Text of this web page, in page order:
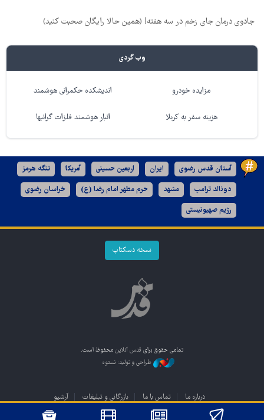
جادوی درمان جای زخم در سه هفته! (همین حالا رایگان صحبت کنید)
وب گردی
مزایده خودرو اندیشکده حکمرانی هوشمند
هزینه سفر به کربلا انبار هوشمند فلزات گرانبها
آستان قدس رضوی ایران اربعین حسینی آمریکا تنگه هرمز
دونالد ترامپ مشهد حرم مطهر امام رضا (ع) خراسان رضوی
رژیم صهیونیستی
نسخه دسکتاپ
تمامی حقوق برای قدس آنلاین محفوظ است.
طراحی و تولید: نستوه
درباره ما تماس با ما بازرگانی و تبلیغات آرشیو